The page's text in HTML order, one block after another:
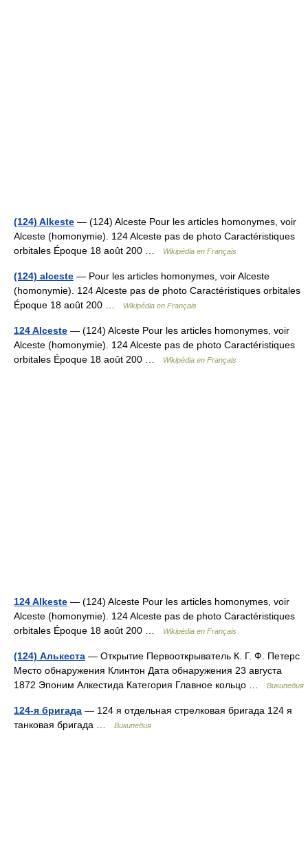
(124) Alkeste — (124) Alceste Pour les articles homonymes, voir
Alceste (homonymie). 124 Alceste pas de photo Caractéristiques
orbitales Époque 18 août 200 …
Wikipédia en Français
(124) alceste — Pour les articles homonymes, voir Alceste
(homonymie). 124 Alceste pas de photo Caractéristiques orbitales
Époque 18 août 200 …
Wikipédia en Français
124 Alceste — (124) Alceste Pour les articles homonymes, voir
Alceste (homonymie). 124 Alceste pas de photo Caractéristiques
orbitales Époque 18 août 200 …
Wikipédia en Français
124 Alkeste — (124) Alceste Pour les articles homonymes, voir
Alceste (homonymie). 124 Alceste pas de photo Caractéristiques
orbitales Époque 18 août 200 …
Wikipédia en Français
(124) Алькеста — Открытие Первооткрыватель К. Г. Ф. Петерс
Место обнаружения Клинтон Дата обнаружения 23 августа
1872 Эпоним Алкестида Категория Главное кольцо …
Википедия
124-я бригада — 124 я отдельная стрелковая бригада 124 я
танковая бригада …
Википедия